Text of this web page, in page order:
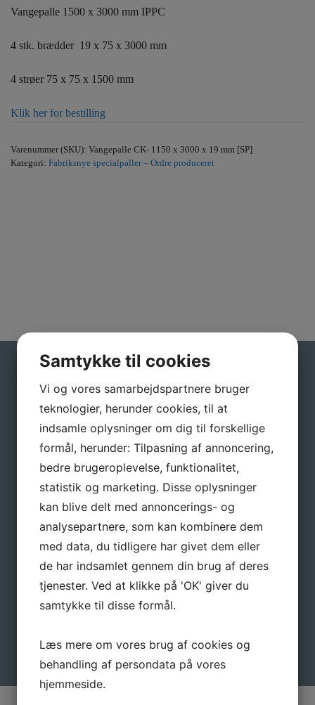
Vangepalle 1500 x 3000 mm IPPC
4 stk. brædder 19 x 75 x 3000 mm
4 strøer 75 x 75 x 1500 mm
Klik her for bestilling
Varenummer (SKU): Vangepalle CK- 1150 x 3000 x 19 mm [SP]
Kategori: Fabriksnye specialpaller – Ordre produceret
Gå ikke glip af gode tilbud
Tilmeld dig vores nyhedsbrev, hvis du vil have
nyheder og gode tilbud direkte i din indbakke.
Navn *
E-mail *
Samtykke til cookies
Vi og vores samarbejdspartnere bruger
teknologier, herunder cookies, til at
indsamle oplysninger om dig til forskellige
formål, herunder: Tilpasning af annoncering,
bedre brugeroplevelse, funktionalitet,
statistik og marketing. Disse oplysninger
kan blive delt med annoncerings- og
analysepartnere, som kan kombinere dem
med data, du tidligere har givet dem eller
de har indsamlet gennem din brug af deres
tjenester. Ved at klikke på 'OK' giver du
samtykke til disse formål.
Læs mere om vores brug af cookies og
behandling af persondata på vores
hjemmeside.